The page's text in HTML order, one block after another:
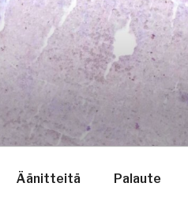
Äänitteitä Palaute